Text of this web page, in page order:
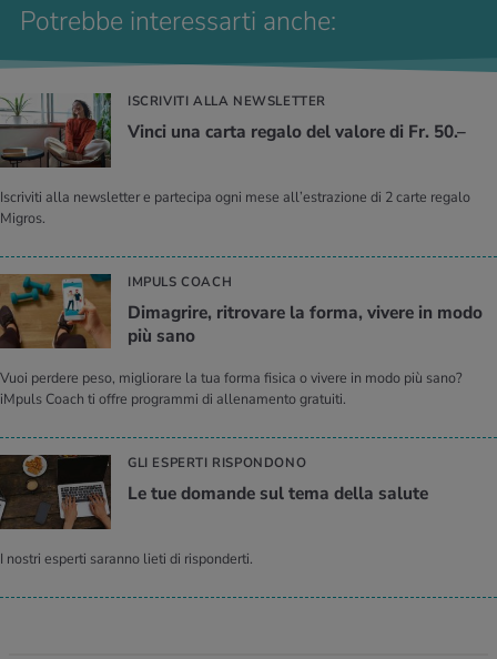
Potrebbe interessarti anche:
ISCRIVITI ALLA NEWSLETTER
Vinci una carta re­ga­lo del va­lo­re di Fr. 50.–
Iscriviti alla newsletter e partecipa ogni mese all’estrazione di 2 carte regalo
Migros.
IMPULS COACH
Di­ma­gri­re, ri­tro­va­re la forma, vi­ve­re in modo
più sano
Vuoi perdere peso, migliorare la tua forma fisica o vivere in modo più sano?
iMpuls Coach ti offre programmi di allenamento gratuiti.
GLI ESPERTI RISPONDONO
Le tue do­man­de sul tema della sa­lu­te
I nostri esperti saranno lieti di risponderti.